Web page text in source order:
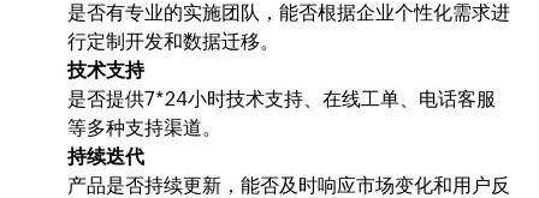
是否有专业的实施团队，能否根据企业个性化需求进
行定制开发和数据迁移。
技术支持
是否提供7*24小时技术支持、在线工单、电话客服
等多种支持渠道。
持续迭代
产品是否持续更新，能否及时响应市场变化和用户反